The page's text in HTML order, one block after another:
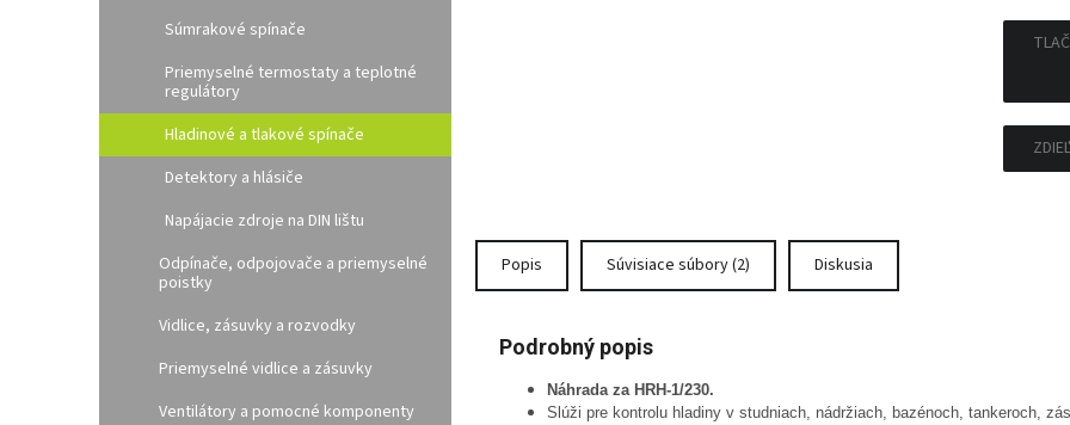
Súmrakové spínače
Priemyselné termostaty a teplotné
regulátory
Hladinové a tlakové spínače
Detektory a hlásiče
Napájacie zdroje na DIN lištu
Odpínače, odpojovače a priemyselné
poistky
Vidlice, zásuvky a rozvodky
Priemyselné vidlice a zásuvky
Ventilátory a pomocné komponenty
TLAČ
Popis Súvisiace súbory (2) Diskusia
Podrobný popis
Náhrada za HRH-1/230.
Slúži pre kontrolu hladiny v studniach, nádržiach, bazénoch, tankeroch,